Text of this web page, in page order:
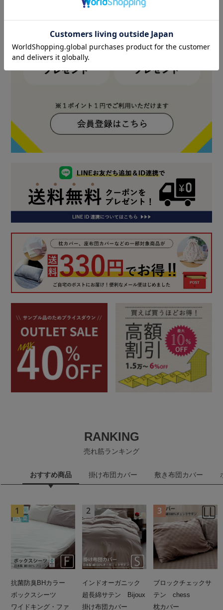
RANKING
売れ筋ランキング
おすすめ商品 掛け布団カバー 敷き布団カバー
抗菌防臭BHカラー
ボックスシーツ
ワイドキング・ファ
インドオーガニック
超長綿サテン Bijoux
掛け布団カバー
ブロックチェックサ
テン chess
枕カバー